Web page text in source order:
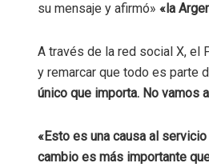
su mensaje y afirmó» «la
A través de la red social X, el
y remarcar que todo es parte
único que importa. No vamos
«Esto es una causa al
cambio es más importante